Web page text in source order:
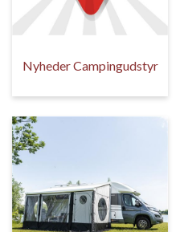
Nyheder Campingudstyr